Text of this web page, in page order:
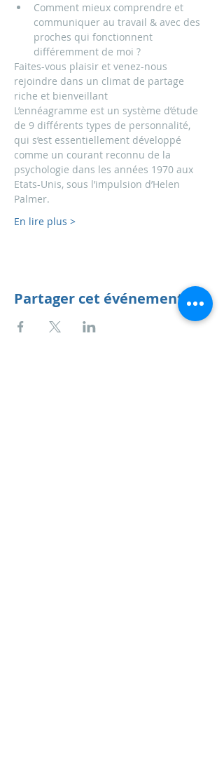
Comment mieux comprendre et
communiquer au travail & avec des
proches qui fonctionnent
différemment de moi ?
Faites-vous plaisir et venez-nous
rejoindre dans un climat de partage
riche et bienveillant
L’ennéagramme est un système d’étude
de 9 différents types de personnalité,
qui s’est essentiellement développé
comme un courant reconnu de la
psychologie dans les années 1970 aux
Etats-Unis, sous l’impulsion d’Helen
Palmer.
En lire plus >
Partager cet événement